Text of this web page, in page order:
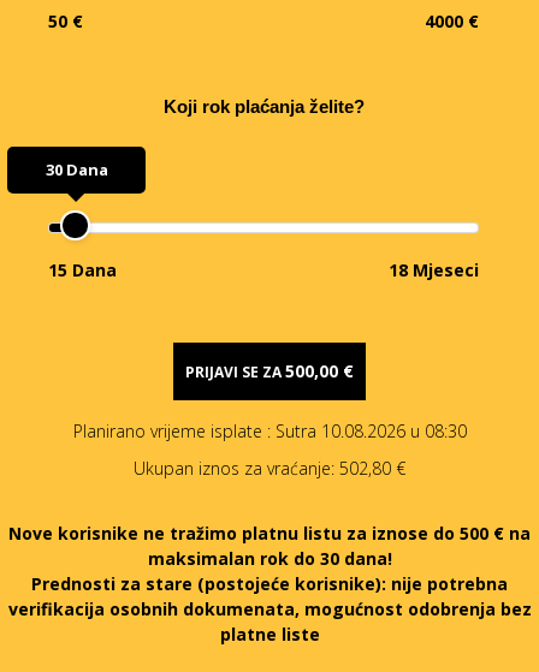
50 € 4000 €
Koji rok plaćanja želite?
30 Dana
15 Dana 18 Mjeseci
PRIJAVI SE ZA500,00 €
Planirano vrijeme isplate : Sutra 10.08.2026 u 08:30
Ukupan iznos za vraćanje: 502,80 €
Nove korisnike ne tražimo platnu listu za iznose do 500 € na
maksimalan rok do 30 dana!
Prednosti za stare (postojeće korisnike): nije potrebna
verifikacija osobnih dokumenata, mogućnost odobrenja bez
platne liste